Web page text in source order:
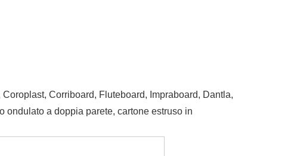
Corriboard, Fluteboard, Impraboard, Dantla,
ondulato a doppia parete, cartone estruso in